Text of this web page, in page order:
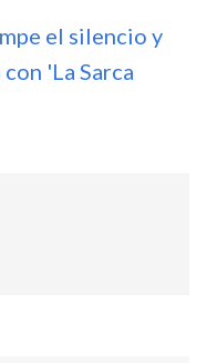
el silencio y
'La Sarca